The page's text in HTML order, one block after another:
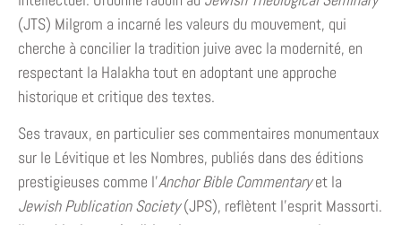
(JTS) Milgrom a incarné les valeurs du mouvement, qui
cherche à concilier la tradition juive avec la modernité, en
respectant la Halakha tout en adoptant une approche
historique et critique des textes.
Ses travaux, en particulier ses commentaires monumentaux
sur le Lévitique et les Nombres, publiés dans des éditions
prestigieuses comme l’Anchor Bible Commentaryet la
Jewish Publication Society(JPS), reflètent l’esprit Massorti.